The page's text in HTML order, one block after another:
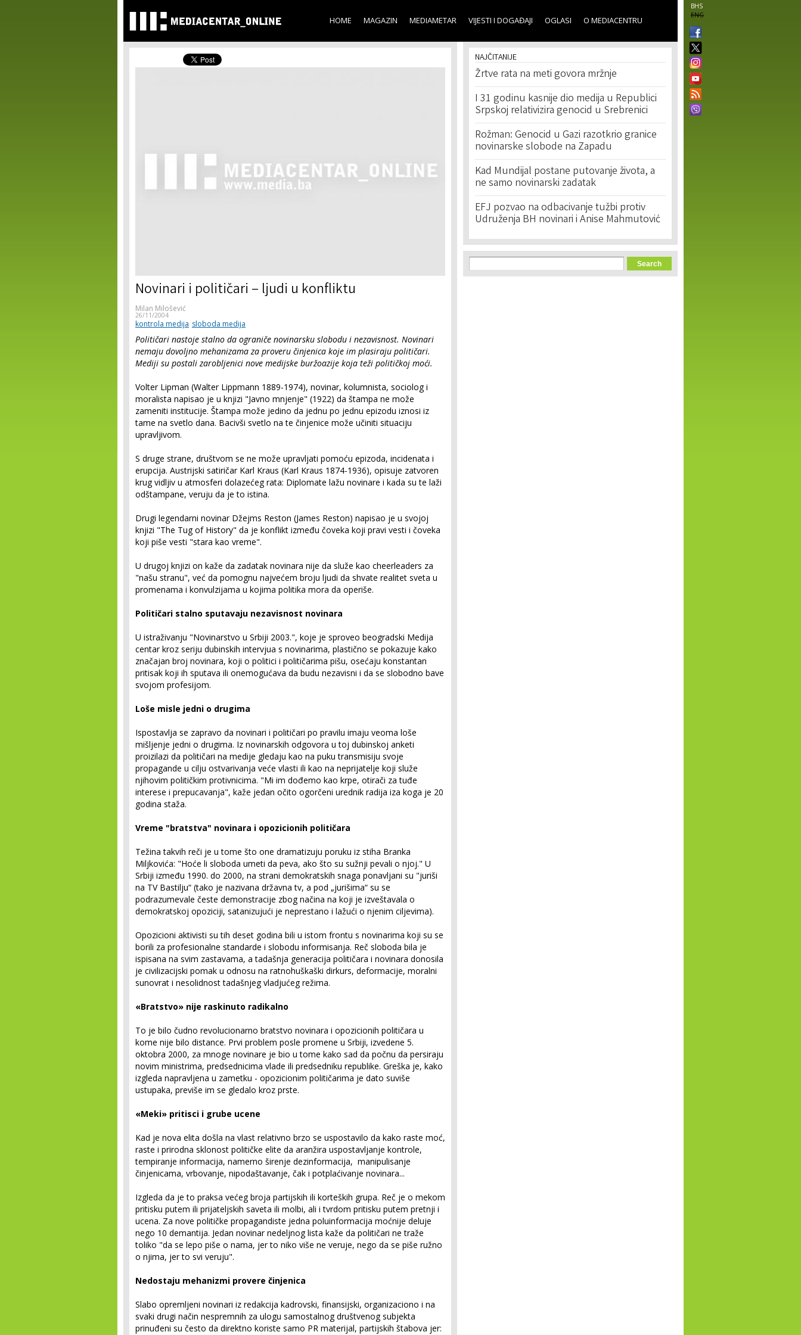
main
content
BHS
ENG
HOME MAGAZIN MEDIAMETAR VIJESTI I DOGAĐAJI OGLASI O MEDIACENTRU
Novinari i političari – ljudi u konfliktu
Milan Milošević
26/11/2004
kontrola medija sloboda medija
Političari nastoje stalno da ograniče novinarsku slobodu i nezavisnost. Novinari
nemaju dovoljno mehanizama za proveru činjenica koje im plasiraju političari.
Mediji su postali zarobljenici nove medijske buržoazije koja teži političkoj moći.
Volter Lipman (Walter Lippmann 1889-1974), novinar, kolumnista, sociolog i
moralista napisao je u knjizi "Javno mnjenje" (1922) da štampa ne može
zameniti institucije. Štampa može jedino da jednu po jednu epizodu iznosi iz
tame na svetlo dana. Bacivši svetlo na te činjenice može učiniti situaciju
upravljivom.
S druge strane, društvom se ne može upravljati pomoću epizoda, incidenata i
erupcija. Austrijski satiričar Karl Kraus (Karl Kraus 1874-1936), opisuje zatvoren
krug vidljiv u atmosferi dolazećeg rata: Diplomate lažu novinare i kada su te laži
odštampane, veruju da je to istina.
Drugi legendarni novinar Džejms Reston (James Reston) napisao je u svojoj
knjizi "The Tug of History" da je konflikt između čoveka koji pravi vesti i čoveka
koji piše vesti "stara kao vreme".
U drugoj knjizi on kaže da zadatak novinara nije da služe kao cheerleaders za
"našu stranu", već da pomognu najvećem broju ljudi da shvate realitet sveta u
promenama i konvulzijama u kojima politika mora da operiše.
Političari stalno sputavaju nezavisnost novinara
U istraživanju "Novinarstvo u Srbiji 2003.", koje je sproveo beogradski Medija
centar kroz seriju dubinskih intervjua s novinarima, plastično se pokazuje kako
značajan broj novinara, koji o politici i političarima pišu, osećaju konstantan
pritisak koji ih sputava ili onemogućava da budu nezavisni i da se slobodno bave
svojom profesijom.
Loše misle jedni o drugima
Ispostavlja se zapravo da novinari i političari po pravilu imaju veoma loše
mišljenje jedni o drugima. Iz novinarskih odgovora u toj dubinskoj anketi
proizilazi da političari na medije gledaju kao na puku transmisiju svoje
propagande u cilju ostvarivanja veće vlasti ili kao na neprijatelje koji služe
njihovim političkim protivnicima. "Mi im dođemo kao krpe, otirači za tuđe
interese i prepucavanja", kaže jedan očito ogorčeni urednik radija iza koga je 20
godina staža.
Vreme "bratstva" novinara i opozicionih političara
Težina takvih reči je u tome što one dramatizuju poruku iz stiha Branka
Miljkovića: "Hoće li sloboda umeti da peva, ako što su sužnji pevali o njoj." U
Srbiji između 1990. do 2000, na strani demokratskih snaga ponavljani su "juriši
na TV Bastilju“ (tako je nazivana državna tv, a pod „jurišima“ su se
podrazumevale česte demonstracije zbog načina na koji je izveštavala o
demokratskoj opoziciji, satanizujući je neprestano i lažući o njenim ciljevima).
Opozicioni aktivisti su tih deset godina bili u istom frontu s novinarima koji su se
borili za profesionalne standarde i slobodu informisanja. Reč sloboda bila je
ispisana na svim zastavama, a tadašnja generacija političara i novinara donosila
je civilizacijski pomak u odnosu na ratnohuškaški dirkurs, deformacije, moralni
sunovrat i nesolidnost tadašnjeg vladjućeg režima.
«Bratstvo» nije raskinuto radikalno
To je bilo čudno revolucionarno bratstvo novinara i opozicionih političara u
kome nije bilo distance. Prvi problem posle promene u Srbiji, izvedene 5.
oktobra 2000, za mnoge novinare je bio u tome kako sad da počnu da persiraju
novim ministrima, predsednicima vlade ili predsedniku republike. Greška je, kako
izgleda napravljena u zametku - opozicionim političarima je dato suviše
ustupaka, previše im se gledalo kroz prste.
«Meki» pritisci i grube ucene
Kad je nova elita došla na vlast relativno brzo se uspostavilo da kako raste moć,
raste i prirodna sklonost političke elite da aranžira uspostavljanje kontrole,
tempiranje informacija, namerno širenje dezinformacija, manipulisanje
činjenicama, vrbovanje, nipodaštavanje, čak i potplaćivanje novinara...
Izgleda da je to praksa većeg broja partijskih ili korteških grupa. Reč je o mekom
pritisku putem ili prijateljskih saveta ili molbi, ali i tvrdom pritisku putem pretnji i
ucena. Za nove političke propagandiste jedna poluinformacija moćnije deluje
nego 10 demantija. Jedan novinar nedeljnog lista kaže da političari ne traže
toliko "da se lepo piše o nama, jer to niko više ne veruje, nego da se piše ružno
o njima, jer to svi veruju".
Nedostaju mehanizmi provere činjenica
Slabo opremljeni novinari iz redakcija kadrovski, finansijski, organizaciono i na
svaki drugi način nespremnih za ulogu samostalnog društvenog subjekta
prinuđeni su često da direktno koriste samo PR materijal, partijskih štabova jer:
NAJČITANIJE
Žrtve rata na meti govora mržnje
I 31 godinu kasnije dio medija u Republici
Srpskoj relativizira genocid u Srebrenici
Rožman: Genocid u Gazi razotkrio granice
novinarske slobode na Zapadu
Kad Mundijal postane putovanje života, a
ne samo novinarski zadatak
EFJ pozvao na odbacivanje tužbi protiv
Udruženja BH novinari i Anise Mahmutović
Search form
Search